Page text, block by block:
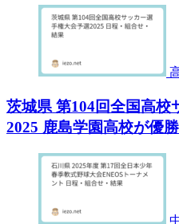
茨城県 第104回全国高校
2025 鹿島学園高校が優勝